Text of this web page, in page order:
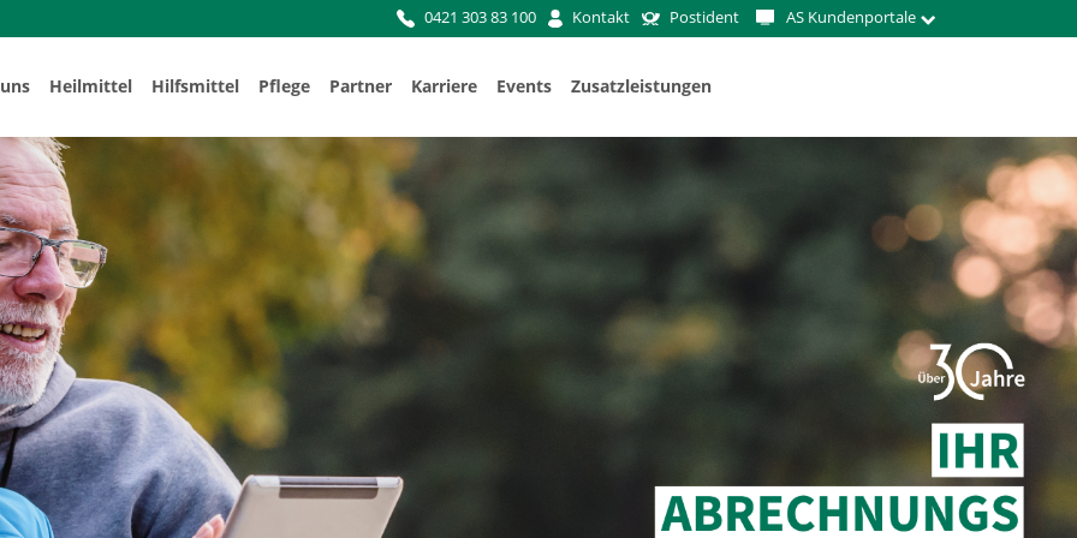
0421 303 83 100 Kontakt Postident AS Kundenportale
Heilmittel Hilfsmittel Pflege Partner Karriere Events Zusatzleistungen